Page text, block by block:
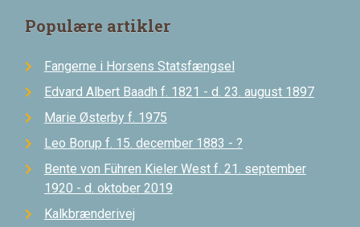
Populære artikler
Fangerne i Horsens Statsfængsel
Edvard Albert Baadh f. 1821 - d. 23. august 1897
Marie Østerby f. 1975
Leo Borup f. 15. december 1883 - ?
Bente von Führen Kieler West f. 21. september
1920 - d. oktober 2019
Kalkbrænderivej